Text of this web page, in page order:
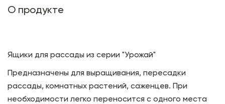
О продукте
Ящики для рассады из серии "Урожай"
Предназначены для выращивания, пересадки
рассады, комнатных растений, саженцев. При
необходимости легко переносится с одного места